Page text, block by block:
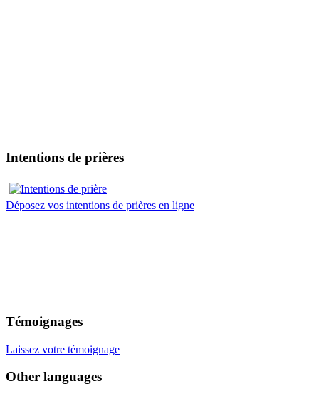
Intentions de prières
Déposez vos intentions de prières en ligne
Témoignages
Laissez votre témoignage
Other languages